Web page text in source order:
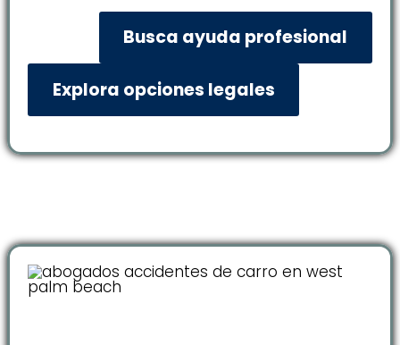
Busca ayuda profesional
Explora opciones legales